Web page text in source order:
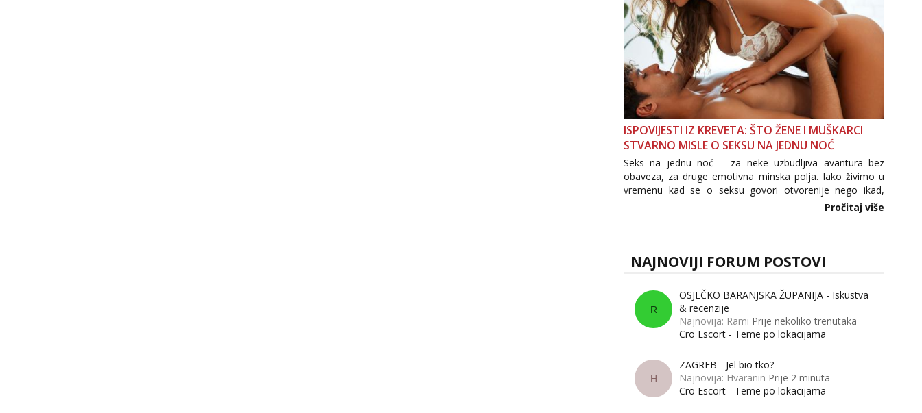
ISPOVIJESTI IZ KREVETA: ŠTO ŽENE I MUŠKARCI
STVARNO MISLE O SEKSU NA JEDNU NOĆ
Seks na jednu noć – za neke uzbudljiva avantura bez
obaveza, za druge emotivna minska polja. Iako živimo u
vremenu kad se o seksu govori otvorenije nego ikad,
tema „jedne noći strasti“ i dalje izaziva burne rasprave. Što
Pročitaj više
NAJNOVIJI FORUM POSTOVI
R
OSJEČKO BARANJSKA ŽUPANIJA - Iskustva
& recenzije
Najnovija: Rami Prije nekoliko trenutaka
Cro Escort - Teme po lokacijama
H
ZAGREB - Jel bio tko?
Najnovija: Hvaranin Prije 2 minuta
Cro Escort - Teme po lokacijama